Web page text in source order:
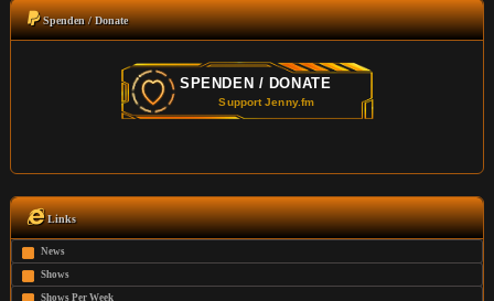
Spenden / Donate
Links
News
Shows
Shows Per Week